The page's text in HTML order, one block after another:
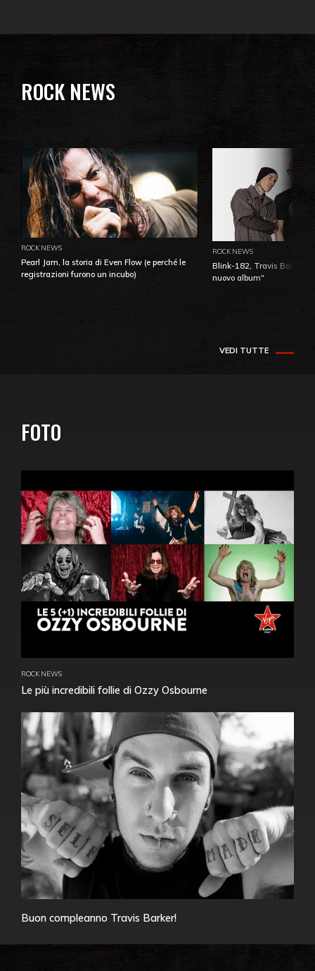
ROCK NEWS
ROCK NEWS
Pearl Jam, la storia di Even Flow (e perché le
registrazioni furono un incubo)
ROCK NEWS
Blink-182, Travis Barker:
nuovo album"
VEDI TUTTE
FOTO
ROCK NEWS
Le più incredibili follie di Ozzy Osbourne
Buon compleanno Travis Barker!